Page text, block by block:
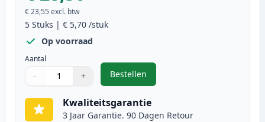
€ 23,55 excl. btw
5 Stuks | € 5,70 /stuk
Op voorraad
Aantal
Gebruik de knoppen om aan te passen
− +
1
Bestellen
,5 stuks Canon PGI-520 & CLI-
Kwaliteitsgarantie
3 Jaar Garantie. 90 Dagen Retour